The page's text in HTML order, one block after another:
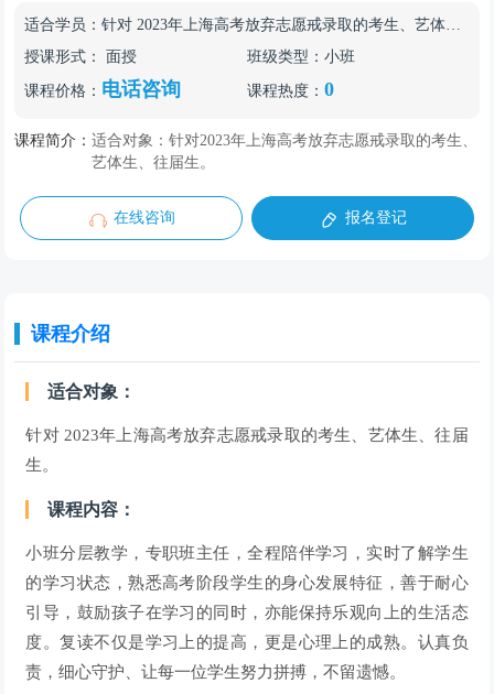
适合学员： 针对 2023年上海高考放弃志愿戒录取的考生、艺体生、往届生。
授课形式：
面授 班级类型： 小班
课程价格： 电话咨询 课程热度： 0
课程简介：适合对象：针对2023年上海高考放弃志愿戒录取的考生、
艺体生、往届生。
在线咨询 报名登记
课程介绍
适合对象：
针对 2023年上海高考放弃志愿戒录取的考生、艺体生、往届
生。
课程内容：
小班分层教学，专职班主任，全程陪伴学习，实时了解学生
的学习状态，熟悉高考阶段学生的身心发展特征，善于耐心
引导，鼓励孩子在学习的同时，亦能保持乐观向上的生活态
度。复读不仅是学习上的提高，更是心理上的成熟。认真负
责，细心守护、让每一位学生努力拼搏，不留遗憾。